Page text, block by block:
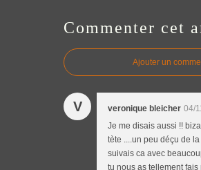
Commenter cet
Ajouter un
V veronique bleicher 04/
Je me disais aussi !!
tète ....un peu déçu de
suivais ca avec
tu nous as tellement